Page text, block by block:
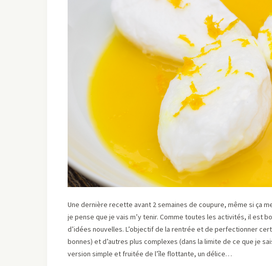
Une dernière recette avant 2 semaines de coupure, même si ça
je pense que je vais m’y tenir. Comme toutes les activités, il est
d’idées nouvelles. L’objectif de la rentrée et de perfectionner
bonnes) et d’autres plus complexes (dans la limite de ce que je
version simple et fruitée de l’île flottante, un délice…